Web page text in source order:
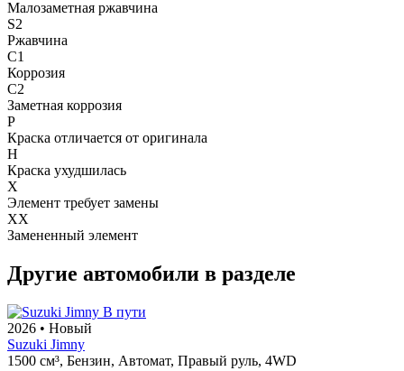
Малозаметная ржавчина
S2
Ржавчина
C1
Коррозия
C2
Заметная коррозия
P
Краска отличается от оригинала
H
Краска ухудшилась
X
Элемент требует замены
XX
Замененный элемент
Другие автомобили в разделе
В пути
2026 • Новый
Suzuki Jimny
1500 см³, Бензин, Автомат, Правый руль, 4WD